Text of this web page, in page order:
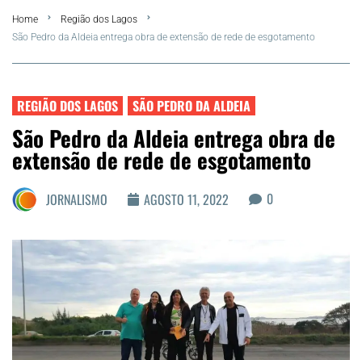
Summer
Região dos Lagos
Agenda Cultural
Colunistas
Matérias Exclusivas
Home
Região dos Lagos
São Pedro da Aldeia entrega obra de extensão de rede de esgotamento
REGIÃO DOS LAGOS SÃO PEDRO DA ALDEIA
São Pedro da Aldeia entrega obra de
extensão de rede de esgotamento
JORNALISMO AGOSTO 11, 2022 0